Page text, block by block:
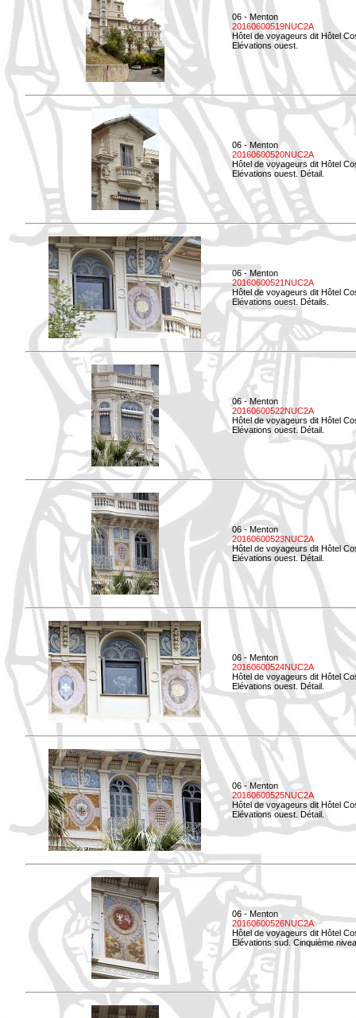
06 - Menton
20160600519NUC2A
Hôtel de voyageurs dit Hôtel
Elévations ouest.
06 - Menton
20160600520NUC2A
Hôtel de voyageurs dit Hôtel
Elévations ouest. Détail.
06 - Menton
20160600521NUC2A
Hôtel de voyageurs dit Hôtel
Elévations ouest. Détails.
06 - Menton
20160600522NUC2A
Hôtel de voyageurs dit Hôtel
Elévations ouest. Détail.
06 - Menton
20160600523NUC2A
Hôtel de voyageurs dit Hôtel
Elévations ouest. Détail.
06 - Menton
20160600524NUC2A
Hôtel de voyageurs dit Hôtel
Elévations ouest. Détail.
06 - Menton
20160600525NUC2A
Hôtel de voyageurs dit Hôtel
Elévations ouest. Détail.
06 - Menton
20160600526NUC2A
Hôtel de voyageurs dit Hôtel
Elévations sud. Cinquième